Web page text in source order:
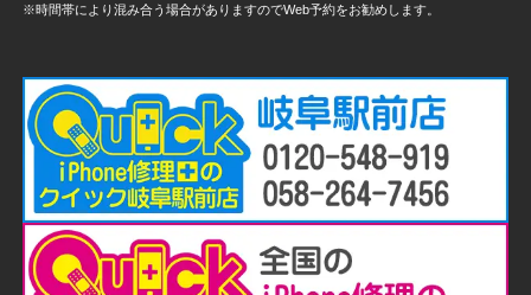
※時間帯により混み合う場合がありますのでWeb予約をお勧めします。